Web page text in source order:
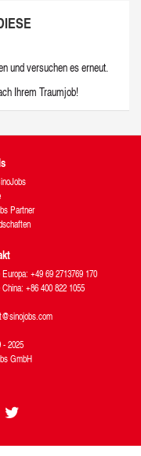
und versuchen es erneut.
Ihrem Traumjob!
Partner
+49 69 2713769 170
+86 400 822 1055
2025
GmbH